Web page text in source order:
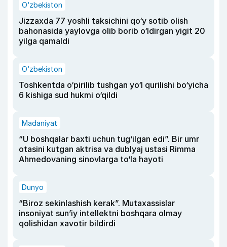
O‘zbekiston
Jizzaxda 77 yoshli taksichini qo‘y sotib olish
bahonasida yaylovga olib borib o‘ldirgan yigit 20
yilga qamaldi
O‘zbekiston
Toshkentda o‘pirilib tushgan yo‘l qurilishi bo‘yicha
6 kishiga sud hukmi o‘qildi
Madaniyat
“U boshqalar baxti uchun tug‘ilgan edi”. Bir umr
otasini kutgan aktrisa va dublyaj ustasi Rimma
Ahmedovaning sinovlarga to‘la hayoti
Dunyo
“Biroz sekinlashish kerak”. Mutaxassislar
insoniyat sun’iy intellektni boshqara olmay
qolishidan xavotir bildirdi